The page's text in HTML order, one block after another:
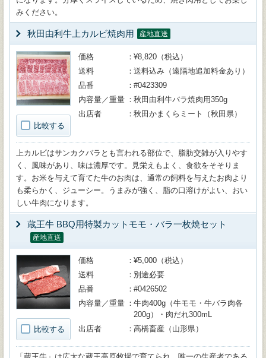
みください。
秋田由利牛上カルビ焼肉用 産地直送
比較する
価格
¥8,820（税込）
送料
送料込み（遠隔地追加料金あり）
品番
#0423309
内容量／重量
秋田由利牛バラ焼肉用350g
出店者
秋田かまくらミート（秋田県）
上カルビはサンカクバラとも言われる部位で、脂肪交雑が入りやす
く、風味があり、味は濃厚です。見栄えもよく、食欲をそそりま
す。お米を与えて育てた牛のお肉は、通常の飼料を与えたお肉より
も柔らかく、ジューシー。うまみが強く、脂の口溶けがよい、おい
しい牛肉になります。
蔵王牛 BBQ用特製カットモモ・バラ一枚焼セット
産地直送
比較する
価格
¥5,000（税込）
送料
別途必要
品番
#0426502
内容量／重量
牛肉400g（牛モモ・牛バラ肉各
200g）・肉だれ300mL
出店者
高橋畜産（山形県）